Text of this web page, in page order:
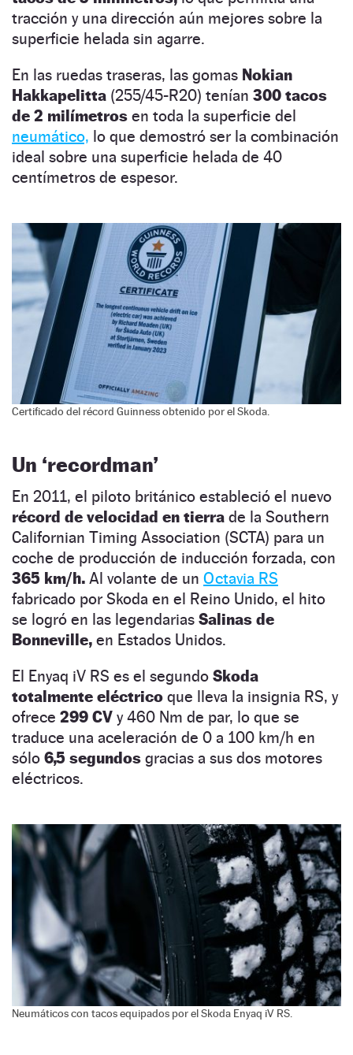
tracción y una dirección aún mejores sobre la
superficie helada sin agarre.
En las ruedas traseras, las gomas Nokian
Hakkapelitta (255/45-R20) tenían 300 tacos
de 2 milímetros en toda la superficie del
neumático, lo que demostró ser la combinación
ideal sobre una superficie helada de 40
centímetros de espesor.
Certificado del récord Guinness obtenido por el Skoda.
Un ‘recordman’
En 2011, el piloto británico estableció el nuevo
récord de velocidad en tierra de la Southern
Californian Timing Association (SCTA) para un
coche de producción de inducción forzada, con
365 km/h. Al volante de un Octavia RS
fabricado por Skoda en el Reino Unido, el hito
se logró en las legendarias Salinas de
Bonneville, en Estados Unidos.
El Enyaq iV RS es el segundo Skoda
totalmente eléctrico que lleva la insignia RS, y
ofrece 299 CV y 460 Nm de par, lo que se
traduce una aceleración de 0 a 100 km/h en
sólo 6,5 segundos gracias a sus dos motores
eléctricos.
Neumáticos con tacos equipados por el Skoda Enyaq iV RS.